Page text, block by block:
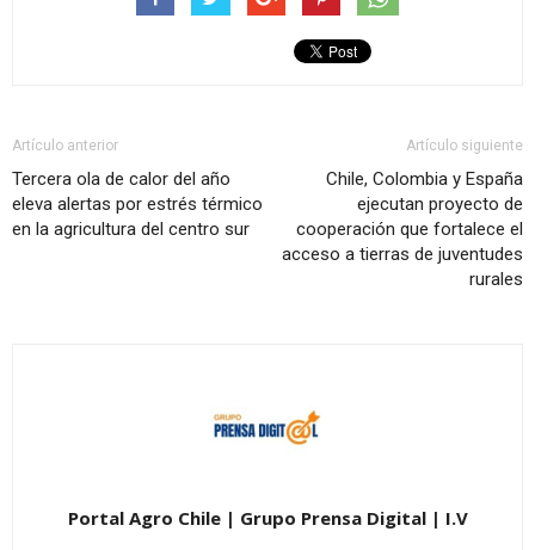
Artículo anterior
Tercera ola de calor del año
eleva alertas por estrés térmico
en la agricultura del centro sur
Artículo siguiente
Chile, Colombia y España
ejecutan proyecto de
cooperación que fortalece el
acceso a tierras de juventudes
rurales
Portal Agro Chile | Grupo Prensa Digital | I.V